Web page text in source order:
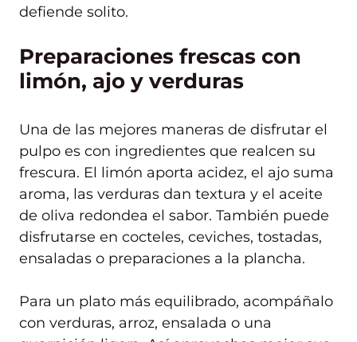
defiende solito.
Preparaciones frescas con
limón, ajo y verduras
Una de las mejores maneras de disfrutar el
pulpo es con ingredientes que realcen su
frescura. El limón aporta acidez, el ajo suma
aroma, las verduras dan textura y el aceite
de oliva redondea el sabor. También puede
disfrutarse en cocteles, ceviches, tostadas,
ensaladas o preparaciones a la plancha.
Para un plato más equilibrado, acompáñalo
con verduras, arroz, ensalada o una